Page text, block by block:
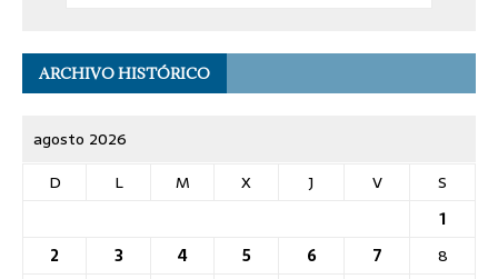
ARCHIVO HISTÓRICO
agosto 2026
D
L M X J V
S
1
2
3 4 5 6 7
8